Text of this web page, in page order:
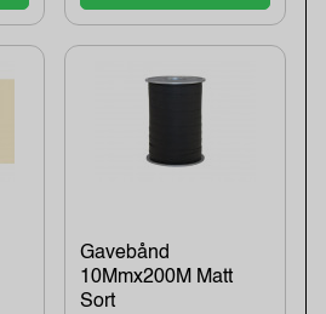
Gavebånd
10Mmx200M Matt
Sort